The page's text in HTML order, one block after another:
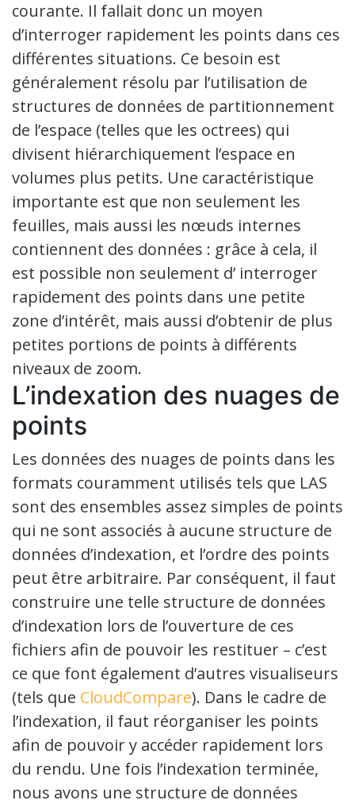
courante. Il fallait donc un moyen
d’interroger rapidement les points dans ces
différentes situations. Ce besoin est
généralement résolu par l’utilisation de
structures de données de partitionnement
de l’espace (telles que les octrees) qui
divisent hiérarchiquement l’espace en
volumes plus petits. Une caractéristique
importante est que non seulement les
feuilles, mais aussi les nœuds internes
contiennent des données : grâce à cela, il
est possible non seulement d’ interroger
rapidement des points dans une petite
zone d’intérêt, mais aussi d’obtenir de plus
petites portions de points à différents
niveaux de zoom.
L’indexation des nuages de
points
Les données des nuages de points dans les
formats couramment utilisés tels que LAS
sont des ensembles assez simples de points
qui ne sont associés à aucune structure de
données d’indexation, et l’ordre des points
peut être arbitraire. Par conséquent, il faut
construire une telle structure de données
d’indexation lors de l’ouverture de ces
fichiers afin de pouvoir les restituer – c’est
ce que font également d’autres visualiseurs
(tels que CloudCompare). Dans le cadre de
l’indexation, il faut réorganiser les points
afin de pouvoir y accéder rapidement lors
du rendu. Une fois l’indexation terminée,
nous avons une structure de données